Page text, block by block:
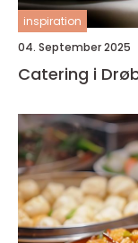
inspiration
04. September 2025
Catering i